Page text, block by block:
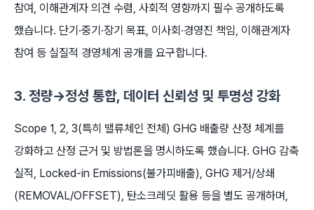
참여, 이해관계자 의견 수렴, 사회적 영향까지 필수 공개하도록
했습니다. 단기·중기·장기 목표, 이사회·경영진 책임, 이해관계자
참여 등 실질적 경영체계 공개를 요구합니다.
3. 정량→정성 통합, 데이터 신뢰성 및 투명성 강화
Scope 1, 2, 3(특히 밸류체인 전체) GHG 배출량 산정 체계를
강화하고 산정 근거 및 방법론을 명시하도록 했습니다. GHG 감축
실적, Locked-in Emissions(불가피배출), GHG 제거/상쇄
(REMOVAL/OFFSET), 탄소크레딧 활용 등을 별도 공개하며,